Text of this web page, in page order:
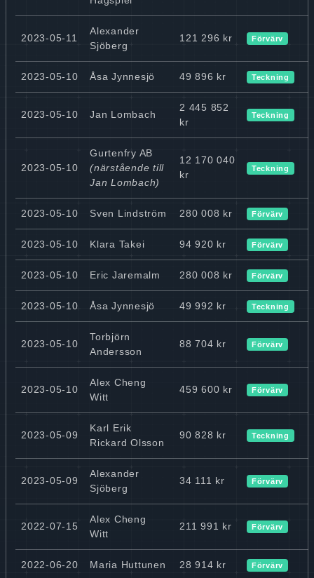
2023-05-11
Alexander
Sjöberg
121 296 kr Förvärv
2023-05-10 Åsa Jynnesjö 49 896 kr Teckning
2023-05-10 Jan Lombach
2 445 852
kr
Teckning
2023-05-10
Gurtenfry AB
(närstående till
Jan Lombach)
12 170 040
kr
Teckning
2023-05-10 Sven Lindström 280 008 kr Förvärv
2023-05-10 Klara Takei 94 920 kr Förvärv
2023-05-10 Eric Jaremalm 280 008 kr Förvärv
2023-05-10 Åsa Jynnesjö 49 992 kr Teckning
2023-05-10
Torbjörn
Andersson
88 704 kr Förvärv
2023-05-10
Alex Cheng
Witt
459 600 kr Förvärv
2023-05-09
Karl Erik
Rickard Olsson
90 828 kr Teckning
2023-05-09
Alexander
Sjöberg
34 111 kr Förvärv
2022-07-15
Alex Cheng
Witt
211 991 kr Förvärv
2022-06-20 Maria Huttunen 28 914 kr Förvärv